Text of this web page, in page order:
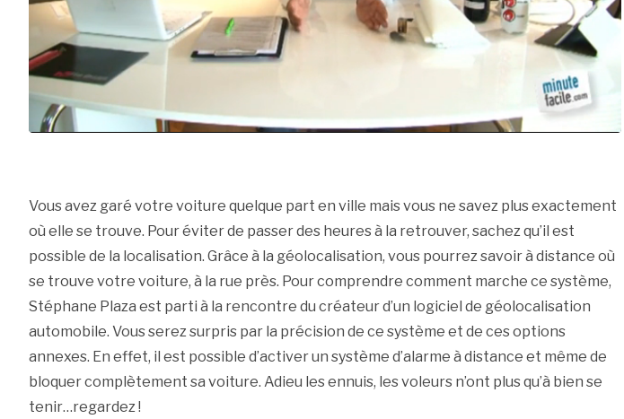
Vous avez garé votre voiture quelque part en ville mais vous ne savez plus exactement
où elle se trouve. Pour éviter de passer des heures à la retrouver, sachez qu’il est
possible de la localisation. Grâce à la géolocalisation, vous pourrez savoir à distance où
se trouve votre voiture, à la rue près. Pour comprendre comment marche ce système,
Stéphane Plaza est parti à la rencontre du créateur d’un logiciel de géolocalisation
automobile. Vous serez surpris par la précision de ce système et de ces options
annexes. En effet, il est possible d’activer un système d’alarme à distance et même de
bloquer complètement sa voiture. Adieu les ennuis, les voleurs n’ont plus qu’à bien se
tenir…regardez !